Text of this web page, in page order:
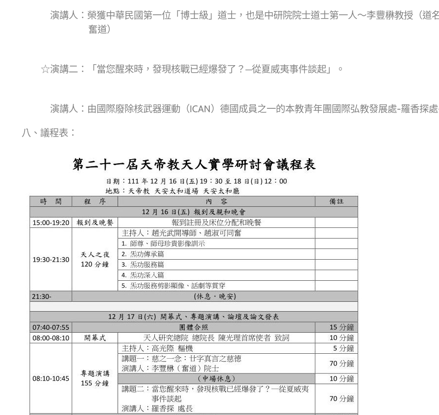
演講人：榮獲中華民國第一位「博士級」道士，也是中研院院士道士第一人～李豐楙教授（道
奮道）
☆演講二：「當您醒來時，發現核戰已經爆發了？─從夏威夷事件談起」。
演講人：由國際廢除核武器運動（ICAN）德國成員之一的本教青年團國際弘教發展處-羅香探
八、議程表：